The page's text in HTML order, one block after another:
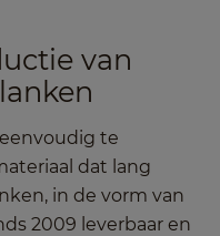
van
te
dat lang
in de vorm van
2009 leverbaar en